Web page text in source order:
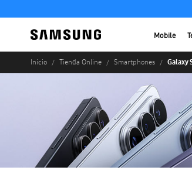
Mobile
Inicio Tienda Online Smartphones Galaxy